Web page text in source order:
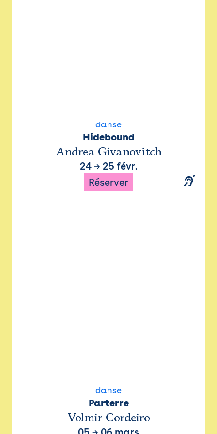
danse
Hidebound
Andrea Givanovitch
24→ 25 févr.
Réserver
danse
Parterre
Volmir Cordeiro